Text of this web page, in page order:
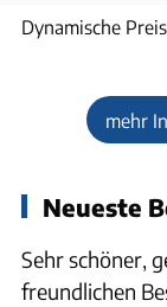
Dynamische
mehr
Neueste
Sehr schöner,
freundlichen